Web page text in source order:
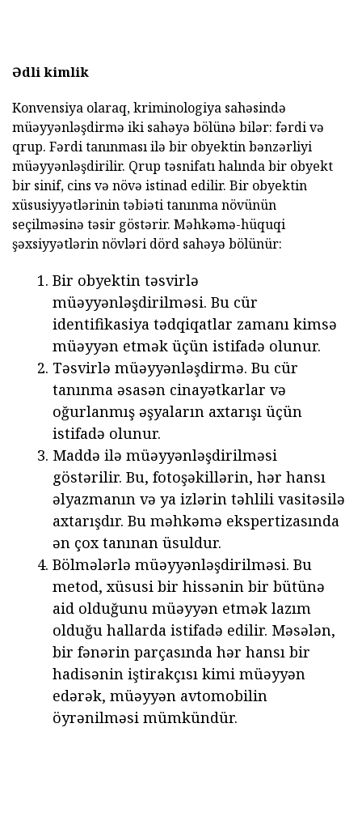
Ədli kimlik
Konvensiya olaraq, kriminologiya sahəsində
müəyyənləşdirmə iki sahəyə bölünə bilər: fərdi və
qrup. Fərdi tanınması ilə bir obyektin bənzərliyi
müəyyənləşdirilir. Qrup təsnifatı halında bir obyekt
bir sinif, cins və növə istinad edilir. Bir obyektin
xüsusiyyətlərinin təbiəti tanınma növünün
seçilməsinə təsir göstərir. Məhkəmə-hüquqi
şəxsiyyətlərin növləri dörd sahəyə bölünür:
Bir obyektin təsvirlə
müəyyənləşdirilməsi. Bu cür
identifikasiya tədqiqatlar zamanı kimsə
müəyyən etmək üçün istifadə olunur.
Təsvirlə müəyyənləşdirmə. Bu cür
tanınma əsasən cinayətkarlar və
oğurlanmış əşyaların axtarışı üçün
istifadə olunur.
Maddə ilə müəyyənləşdirilməsi
göstərilir. Bu, fotoşəkillərin, hər hansı
əlyazmanın və ya izlərin təhlili vasitəsilə
axtarışdır. Bu məhkəmə ekspertizasında
ən çox tanınan üsuldur.
Bölmələrlə müəyyənləşdirilməsi. Bu
metod, xüsusi bir hissənin bir bütünə
aid olduğunu müəyyən etmək lazım
olduğu hallarda istifadə edilir. Məsələn,
bir fənərin parçasında hər hansı bir
hadisənin iştirakçısı kimi müəyyən
edərək, müəyyən avtomobilin
öyrənilməsi mümkündür.